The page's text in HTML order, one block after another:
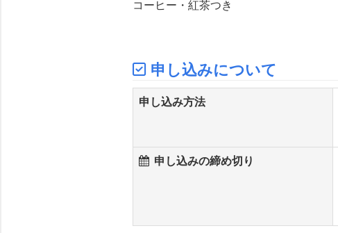
コーヒー・紅茶つき
申し込みについて
申し込み方法
申し込みの締め切り